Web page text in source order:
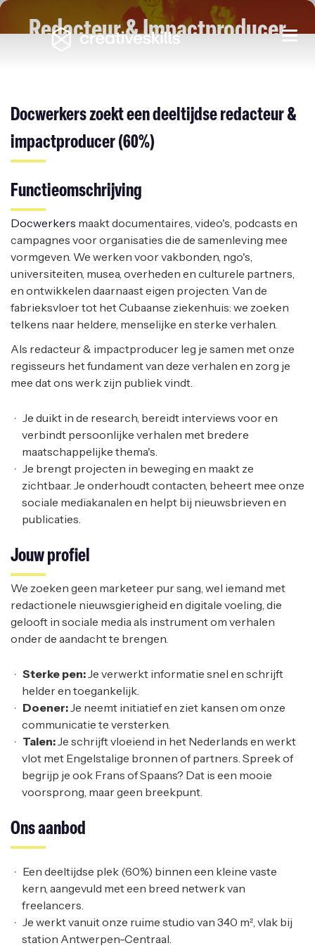
Redacteur & Impactproducer
Docwerkers zoekt een deeltijdse redacteur &
impactproducer (60%)
Functieomschrijving
Docwerkers maakt documentaires, video's, podcasts en
campagnes voor organisaties die de samenleving mee
vormgeven. We werken voor vakbonden, ngo's,
universiteiten, musea, overheden en culturele partners,
en ontwikkelen daarnaast eigen projecten. Van de
fabrieksvloer tot het Cubaanse ziekenhuis: we zoeken
telkens naar heldere, menselijke en sterke verhalen.
Als redacteur & impactproducer leg je samen met onze
regisseurs het fundament van deze verhalen en zorg je
mee dat ons werk zijn publiek vindt.
Je duikt in de research, bereidt interviews voor en
verbindt persoonlijke verhalen met bredere
maatschappelijke thema's.
Je brengt projecten in beweging en maakt ze
zichtbaar. Je onderhoudt contacten, beheert mee onze
sociale mediakanalen en helpt bij nieuwsbrieven en
publicaties.
Jouw profiel
We zoeken geen marketeer pur sang, wel iemand met
redactionele nieuwsgierigheid en digitale voeling, die
gelooft in sociale media als instrument om verhalen
onder de aandacht te brengen.
Sterke pen:Je verwerkt informatie snel en schrijft
helder en toegankelijk.
Doener:Je neemt initiatief en ziet kansen om onze
communicatie te versterken.
Talen:Je schrijft vloeiend in het Nederlands en werkt
vlot met Engelstalige bronnen of partners. Spreek of
begrijp je ook Frans of Spaans? Dat is een mooie
voorsprong, maar geen breekpunt.
Ons aanbod
Een deeltijdse plek (60%) binnen een kleine vaste
kern, aangevuld met een breed netwerk van
freelancers.
Je werkt vanuit onze ruime studio van 340 m², vlak bij
station Antwerpen-Centraal.